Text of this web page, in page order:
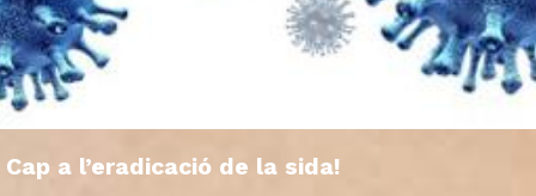
Cap a l’eradicació de la sida!